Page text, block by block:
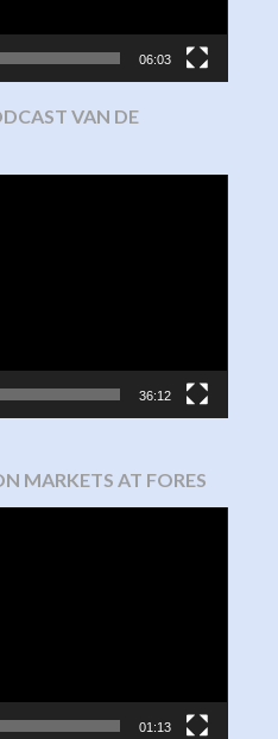
06:03
VAN DE
36:12
MARKETS AT FORES
01:13